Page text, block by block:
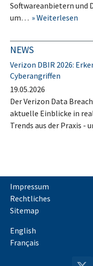
Softwareanbietern und
um…
Weiterlesen
NEWS
Verizon DBIR 2026:
Cyberangriffen
19.05.2026
Der Verizon Data
aktuelle Einblicke in
Trends aus der Praxis -
Impressum
Rechtliches
Sitemap
English
Français